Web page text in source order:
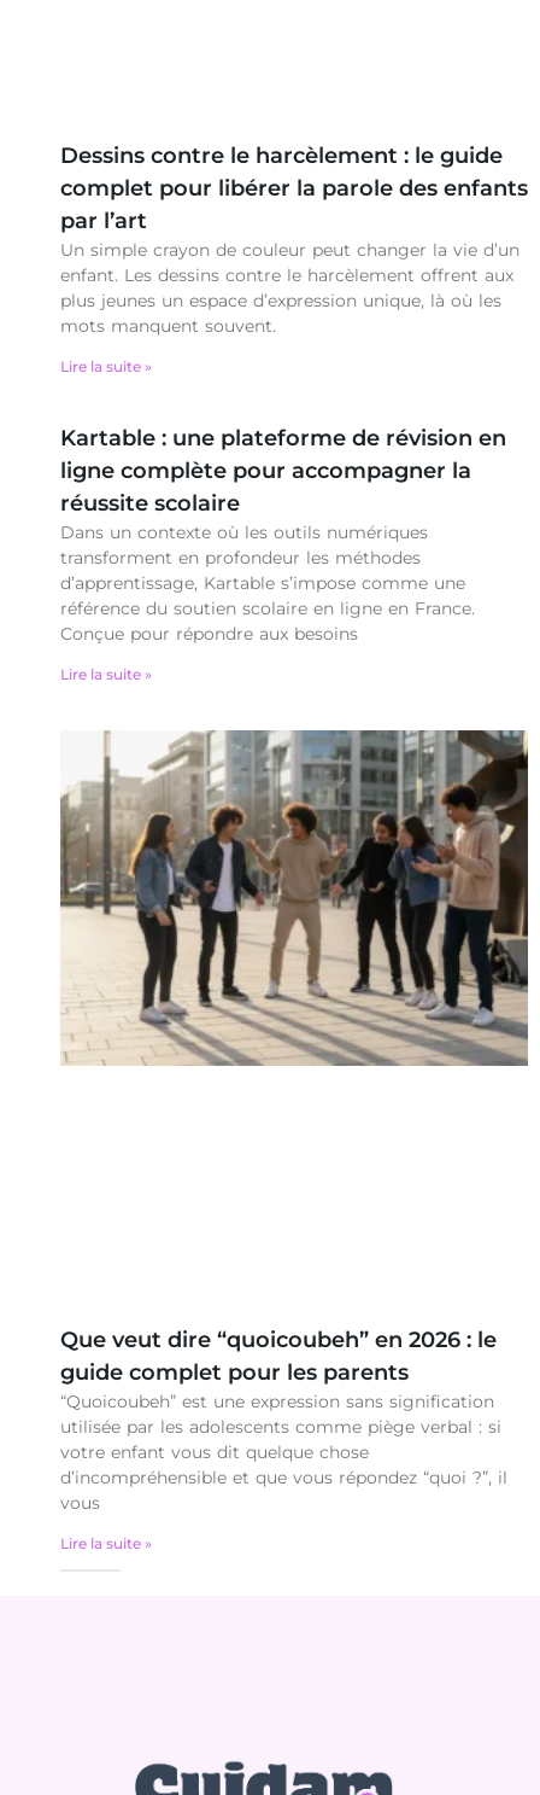
Dessins contre le harcèlement : le guide
complet pour libérer la parole des enfants
par l’art
Un simple crayon de couleur peut changer la vie d’un
enfant. Les dessins contre le harcèlement offrent aux
plus jeunes un espace d’expression unique, là où les
mots manquent souvent.
Lire la suite »
Kartable : une plateforme de révision en
ligne complète pour accompagner la
réussite scolaire
Dans un contexte où les outils numériques
transforment en profondeur les méthodes
d’apprentissage, Kartable s’impose comme une
référence du soutien scolaire en ligne en France.
Conçue pour répondre aux besoins
Lire la suite »
Que veut dire “quoicoubeh” en 2026 : le
guide complet pour les parents
“Quoicoubeh” est une expression sans signification
utilisée par les adolescents comme piège verbal : si
votre enfant vous dit quelque chose
d’incompréhensible et que vous répondez “quoi ?”, il
vous
Lire la suite »